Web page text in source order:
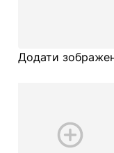
Додати